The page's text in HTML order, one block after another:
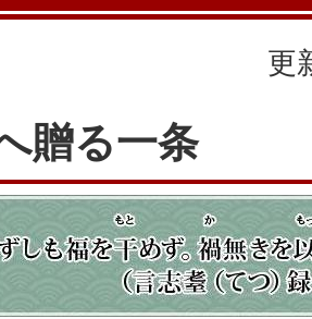
更
贈る一条